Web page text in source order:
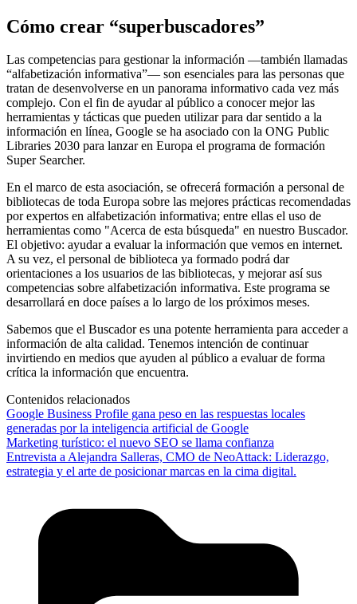
Cómo crear “superbuscadores”
Las competencias para gestionar la información —también llamadas
“alfabetización informativa”— son esenciales para las personas que
tratan de desenvolverse en un panorama informativo cada vez más
complejo. Con el fin de ayudar al público a conocer mejor las
herramientas y tácticas que pueden utilizar para dar sentido a la
información en línea, Google se ha asociado con la ONG Public
Libraries 2030 para lanzar en Europa el programa de formación
Super Searcher.
En el marco de esta asociación, se ofrecerá formación a personal de
bibliotecas de toda Europa sobre las mejores prácticas recomendadas
por expertos en alfabetización informativa; entre ellas el uso de
herramientas como "Acerca de esta búsqueda" en nuestro Buscador.
El objetivo: ayudar a evaluar la información que vemos en internet.
A su vez, el personal de biblioteca ya formado podrá dar
orientaciones a los usuarios de las bibliotecas, y mejorar así sus
competencias sobre alfabetización informativa. Este programa se
desarrollará en doce países a lo largo de los próximos meses.
Sabemos que el Buscador es una potente herramienta para acceder a
información de alta calidad. Tenemos intención de continuar
invirtiendo en medios que ayuden al público a evaluar de forma
crítica la información que encuentra.
Contenidos relacionados
Google Business Profile gana peso en las respuestas locales
generadas por la inteligencia artificial de Google
Marketing turístico: el nuevo SEO se llama confianza
Entrevista a Alejandra Salleras, CMO de NeoAttack: Liderazgo,
estrategia y el arte de posicionar marcas en la cima digital.